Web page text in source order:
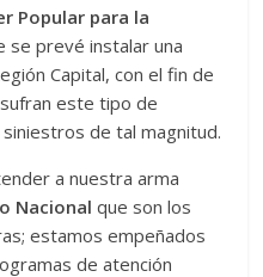
Popular para la
se prevé instalar una
Capital, con el fin de
este tipo de
de tal magnitud.
a nuestra arma
Nacional que son los
estamos empeñados
de atención